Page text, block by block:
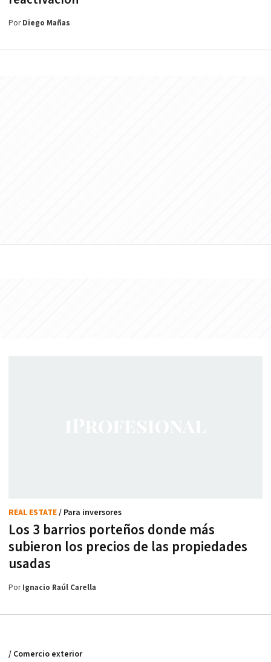
PorDiego Mañas
Los 3 barrios porteños donde más
subieron los precios de las propiedades
usadas
REAL ESTATE/ Para inversores
PorIgnacio Raúl Carella
/ Comercio exterior